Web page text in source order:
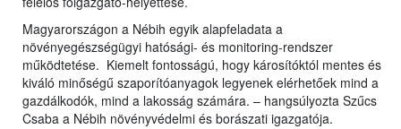
Magyarországon a Nébih egyik alapfeladata a
növényegészségügyi hatósági- és monitoring-rendszer
működtetése. Kiemelt fontosságú, hogy károsítóktól mentes és
kiváló minőségű szaporítóanyagok legyenek elérhetőek mind a
gazdálkodók, mind a lakosság számára. – hangsúlyozta Szűcs
Csaba a Nébih növényvédelmi és borászati igazgatója.